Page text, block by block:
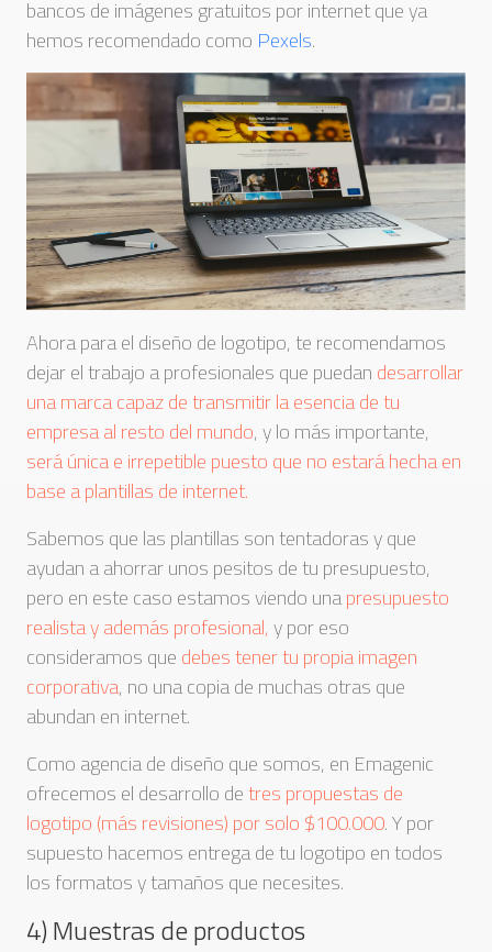
bancos de imágenes gratuitos por internet que ya
hemos recomendado como Pexels.
Ahora para el diseño de logotipo, te recomendamos
dejar el trabajo a profesionales que puedan desarrollar
una marca capaz de transmitir la esencia de tu
empresa al resto del mundo, y lo más importante,
será única e irrepetible puesto que no estará hecha en
base a plantillas de internet.
Sabemos que las plantillas son tentadoras y que
ayudan a ahorrar unos pesitos de tu presupuesto,
pero en este caso estamos viendo unapresupuesto
realista y además profesional, y por eso
consideramos que debes tener tu propia imagen
corporativa, no una copia de muchas otras que
abundan en internet.
Como agencia de diseño que somos, en Emagenic
ofrecemos el desarrollo detres propuestas de
logotipo (más revisiones) por solo $100.000. Y por
supuesto hacemos entrega de tu logotipo en todos
los formatos y tamaños que necesites.
4) Muestras de productos